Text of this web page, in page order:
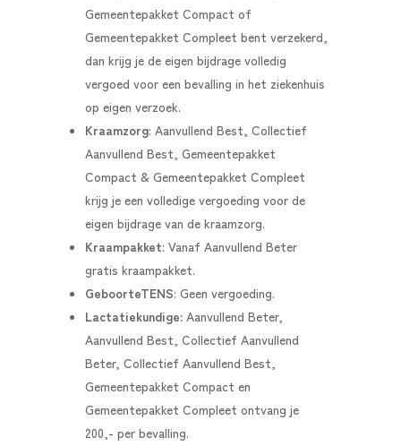
Gemeentepakket Compact of
Gemeentepakket Compleet bent verzekerd,
dan krijg je de eigen bijdrage volledig
vergoed voor een bevalling in het ziekenhuis
op eigen verzoek.
Kraamzorg: Aanvullend Best, Collectief
Aanvullend Best, Gemeentepakket
Compact & Gemeentepakket Compleet
krijg je een volledige vergoeding voor de
eigen bijdrage van de kraamzorg.
Kraampakket: Vanaf Aanvullend Beter
gratis kraampakket.
GeboorteTENS: Geen vergoeding.
Lactatiekundige:Aanvullend Beter,
Aanvullend Best, Collectief Aanvullend
Beter, Collectief Aanvullend Best,
Gemeentepakket Compact en
Gemeentepakket Compleet ontvang je
200,- per bevalling.